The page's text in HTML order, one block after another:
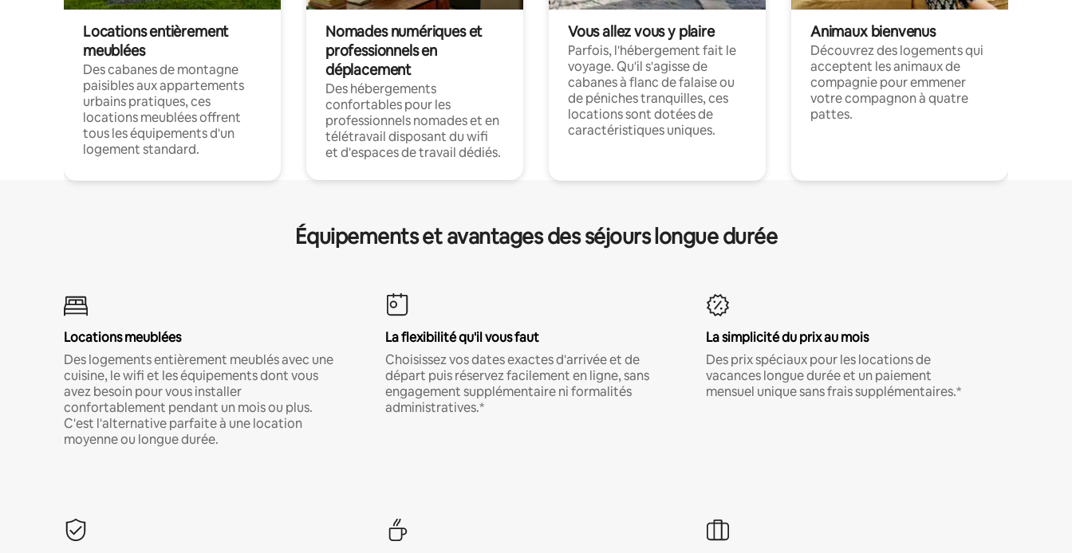
Locations entièrement
meublées
Des cabanes de montagne
paisibles aux appartements
urbains pratiques, ces
locations meublées offrent
tous les équipements d'un
logement standard.
Nomades numériques et
professionnels en
déplacement
Des hébergements
confortables pour les
professionnels nomades et en
télétravail disposant du wifi
et d'espaces de travail dédiés.
Vous allez vous y plaire
Parfois, l'hébergement fait le
voyage. Qu'il s'agisse de
cabanes à flanc de falaise ou
de péniches tranquilles, ces
locations sont dotées de
caractéristiques uniques.
Animaux bienvenus
Découvrez des logements qui
acceptent les animaux de
compagnie pour emmener
votre compagnon à quatre
pattes.
Équipements et avantages des séjours longue durée
Locations meublées
Des logements entièrement meublés avec une
cuisine, le wifi et les équipements dont vous
avez besoin pour vous installer
confortablement pendant un mois ou plus.
C'est l'alternative parfaite à une location
moyenne ou longue durée.
La flexibilité qu'il vous faut
Choisissez vos dates exactes d'arrivée et de
départ puis réservez facilement en ligne, sans
engagement supplémentaire ni formalités
administratives.*
La simplicité du prix au mois
Des prix spéciaux pour les locations de
vacances longue durée et un paiement
mensuel unique sans frais supplémentaires.*